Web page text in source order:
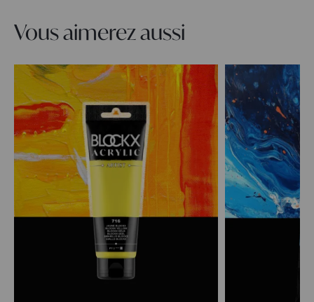
Vous aimerez aussi